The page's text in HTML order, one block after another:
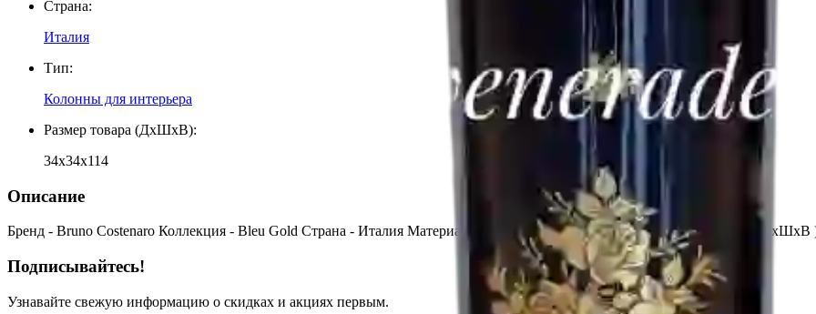
Страна:
Италия
Тип:
Колонны для интерьера
Размер товара (ДxШxВ):
34x34x114
Описание
Бренд - Bruno Costenaro Коллекция - Bleu Gold Страна - Италия Материал - керамика Декор - золото 24-карата Размер - ( ДхШхВ
Подписывайтесь!
Узнавайте свежую информацию о скидках и акциях первым.